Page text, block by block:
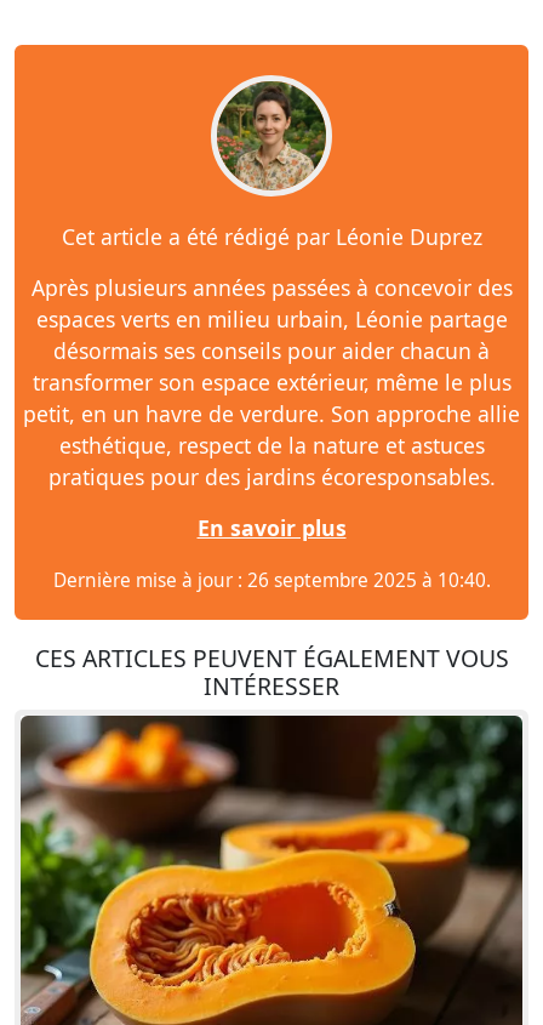
Cet article a été rédigé par Léonie Duprez
Après plusieurs années passées à concevoir des
espaces verts en milieu urbain, Léonie partage
désormais ses conseils pour aider chacun à
transformer son espace extérieur, même le plus
petit, en un havre de verdure. Son approche allie
esthétique, respect de la nature et astuces
pratiques pour des jardins écoresponsables.
En savoir plus
Dernière mise à jour : 26 septembre 2025 à 10:40.
CES ARTICLES PEUVENT ÉGALEMENT VOUS
INTÉRESSER